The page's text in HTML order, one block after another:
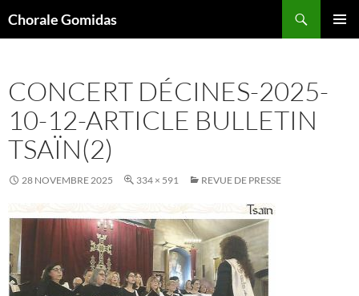
auChorale Gomidas
CONCERT DÉCINES-2025-
10-12-ARTICLE BULLETIN
TSAÏN(2)
28 NOVEMBRE 2025 334 × 591 REVUE DE PRESSE